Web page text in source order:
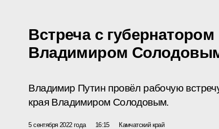
Встреча с
Владимиром
Владимир Путин провёл рабочую
края Владимиром Солодовым.
5 сентября 2022 года 16:15 Камчатский край